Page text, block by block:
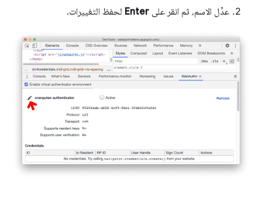
عدِّل الاسم، ثم انقر على Enter لحفظ التغييرات.